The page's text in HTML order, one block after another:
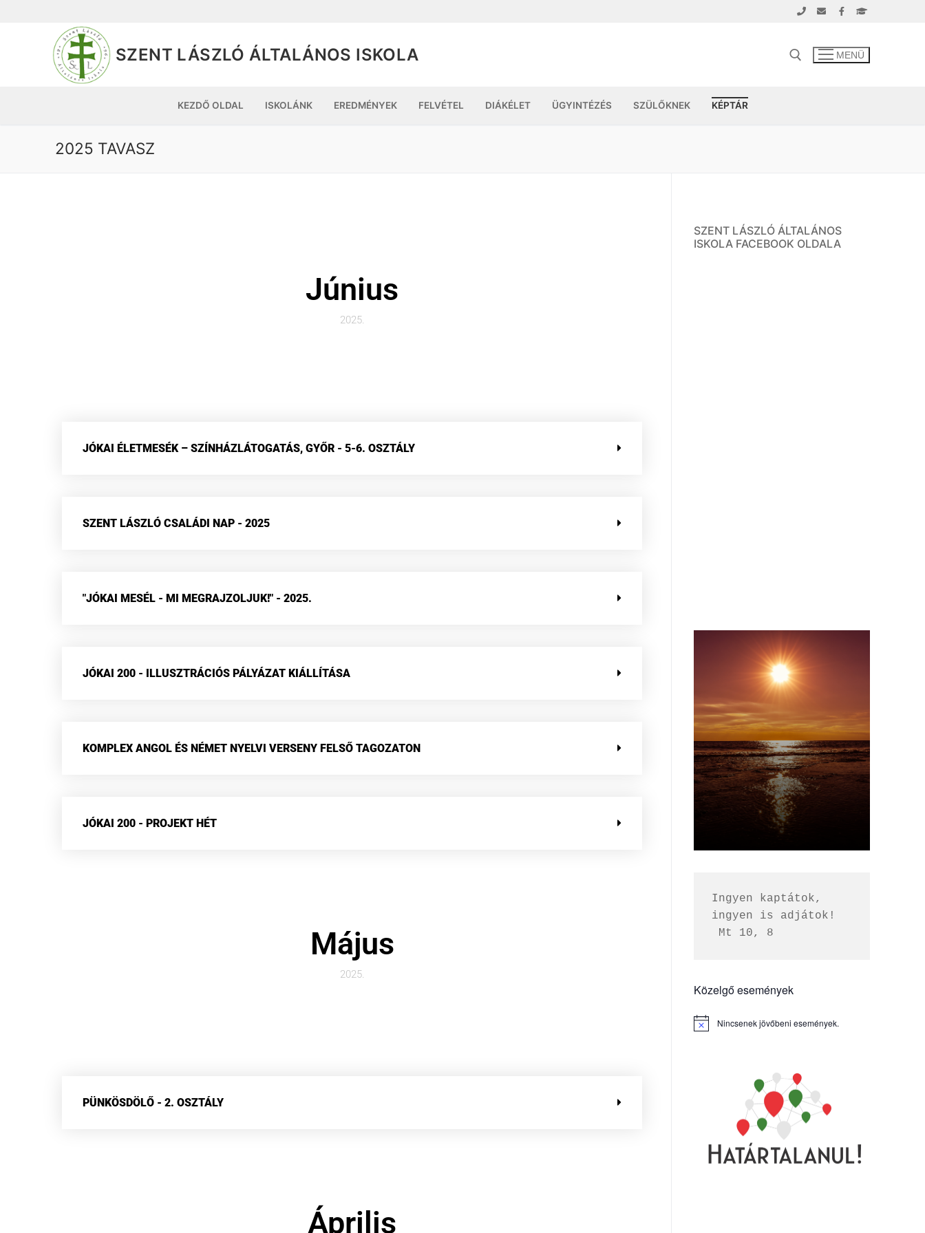
SZENT LÁSZLÓ ÁLTALÁNOS ISKOLA MENÜ
KEZDŐ OLDAL ISKOLÁNK EREDMÉNYEK FELVÉTEL DIÁKÉLET ÜGYINTÉZÉS SZÜLŐKNEK KÉPTÁR
2025 TAVASZ
Június
2025.
JÓKAI ÉLETMESÉK – SZÍNHÁZLÁTOGATÁS, GYŐR - 5-6. OSZTÁLY
SZENT LÁSZLÓ CSALÁDI NAP - 2025
"JÓKAI MESÉL - MI MEGRAJZOLJUK!" - 2025.
JÓKAI 200 - ILLUSZTRÁCIÓS PÁLYÁZAT KIÁLLÍTÁSA
KOMPLEX ANGOL ÉS NÉMET NYELVI VERSENY FELSŐ TAGOZATON
JÓKAI 200 - PROJEKT HÉT
Május
2025.
PÜNKÖSDÖLŐ - 2. OSZTÁLY
Április
SZENT LÁSZLÓ ÁLTALÁNOS
ISKOLA FACEBOOK OLDALA
Ingyen kaptátok,
ingyen is adjátok!
Mt 10, 8
Közelgő események
Notice Nincsenek jövőbeni események.